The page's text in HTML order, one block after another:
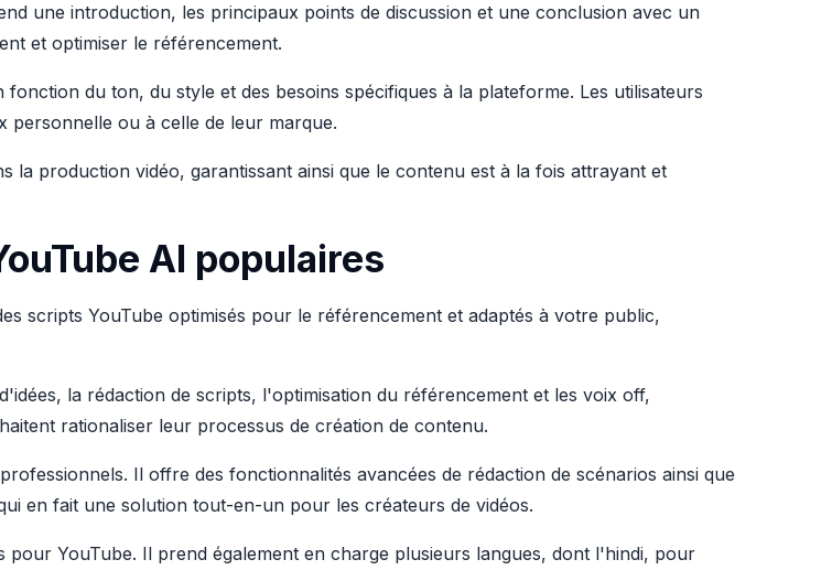
une introduction, les principaux points de discussion et une conclusion avec un
et optimiser le référencement.
du ton, du style et des besoins spécifiques à la plateforme. Les utilisateurs
ou à celle de leur marque.
la production vidéo, garantissant ainsi que le contenu est à la fois attrayant et
AI populaires
scripts YouTube optimisés pour le référencement et adaptés à votre public,
la rédaction de scripts, l'optimisation du référencement et les voix off,
rationaliser leur processus de création de contenu.
Il offre des fonctionnalités avancées de rédaction de scénarios ainsi que
en fait une solution tout-en-un pour les créateurs de vidéos.
YouTube. Il prend également en charge plusieurs langues, dont l'hindi, pour